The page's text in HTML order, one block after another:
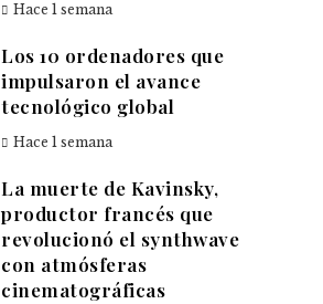
Hace 1 semana
Los 10 ordenadores que
impulsaron el avance
tecnológico global
Hace 1 semana
La muerte de Kavinsky,
productor francés que
revolucionó el synthwave
con atmósferas
cinematográficas